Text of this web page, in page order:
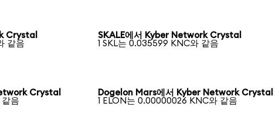
Crystal
같음
SKALE에서 Kyber Network Crystal
1 SKL는 0.035599 KNC와 같음
Crystal
음
Dogelon Mars에서 Kyber Network Crystal
1 ELON는 0.00000026 KNC와 같음